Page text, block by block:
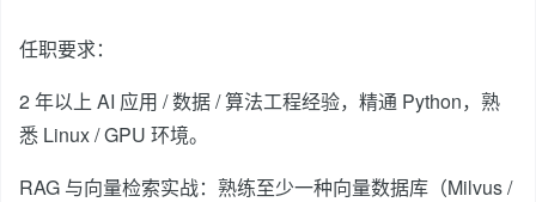
任职要求：
2 年以上 AI 应用 / 数据 / 算法工程经验，精通 Python，熟
悉 Linux / GPU 环境。
RAG 与向量检索实战：熟练至少一种向量数据库（Milvus /